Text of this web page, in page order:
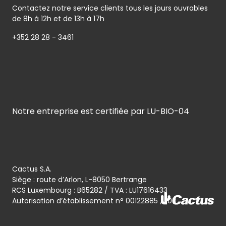
Contactez notre service clients tous les jours ouvrables
de 8h à 12h et de 13h à 17h
+352 28 28 - 3461
Cactus S.A.
Siège : route d’Arlon, L-8050 Bertrange
RCS Luxembourg : B65282 / TVA : LU17616433
Autorisation d’établissement n° 00122885 / 100
Notre entreprise est certifiée par LU-BIO-04